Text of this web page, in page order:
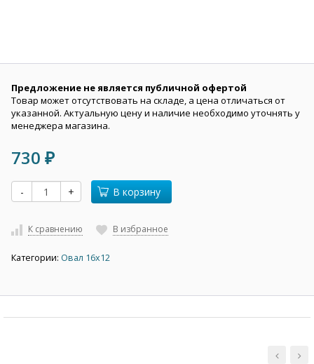
Предложение не является публичной офертой
Товар может отсутствовать на складе, а цена отличаться от
указанной. Актуальную цену и наличие необходимо уточнять у
менеджера магазина.
730 ₽
- + В корзину
К сравнению В избранное
Категории: Овал 16х12